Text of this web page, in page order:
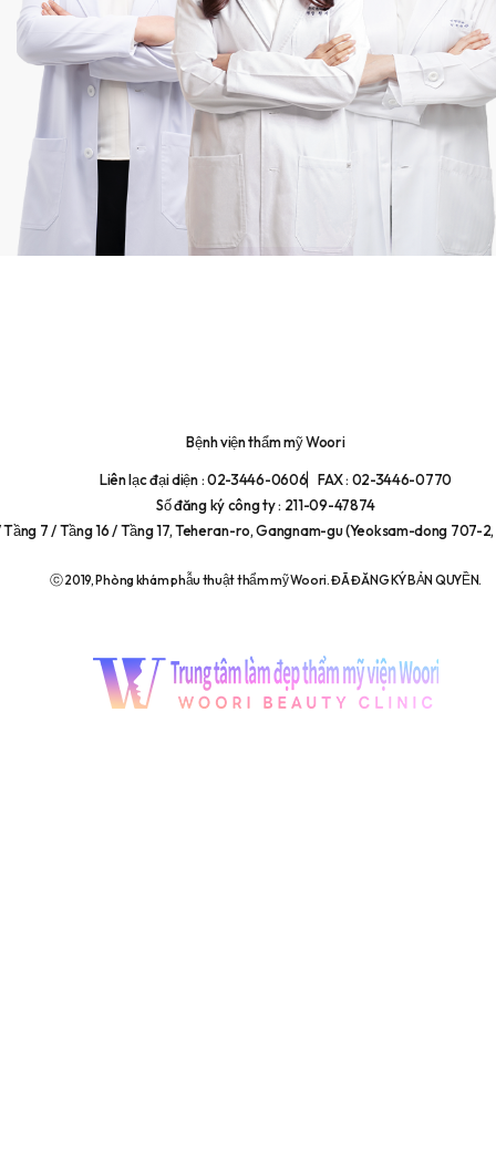
Bệnh viện thẩm mỹ Woori
Liên lạc đại diện : 02-3446-0606
FAX : 02-3446-0770
Số đăng ký công ty : 211-09-47874
Tầng 7 / Tầng 16 / Tầng 17, Teheran-ro, Gangnam-gu (Yeoksam-dong 707-
ⓒ 2019, Phòng khám phẫu thuật thẩm mỹ Woori. ĐÃ ĐĂNG KÝ BẢN QUYỀN.